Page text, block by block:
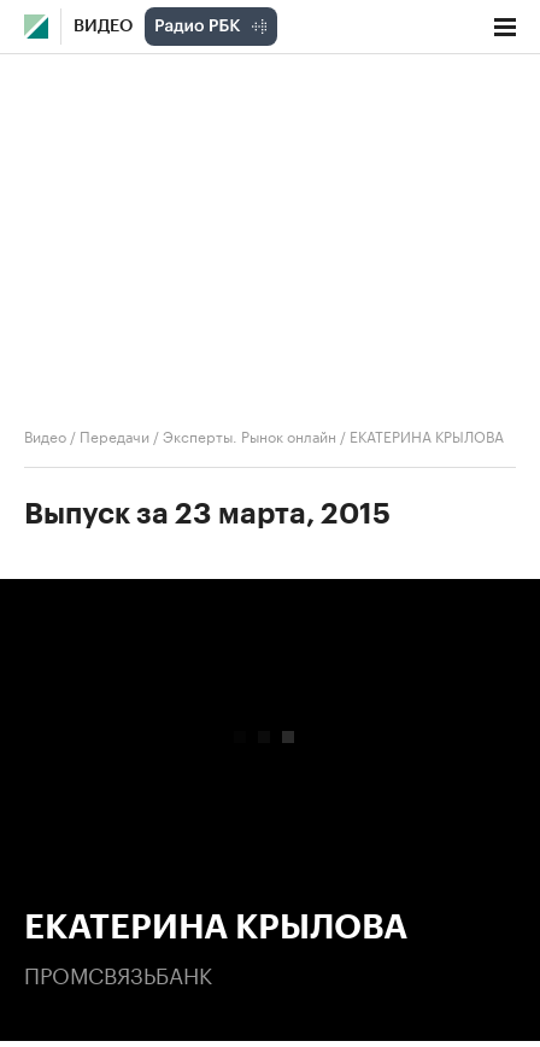
ВИДЕО
Видео / Передачи /Эксперты. Рынок онлайн / ЕКАТЕРИНА КРЫЛОВА
Выпуск за 23 марта, 2015
ЕКАТЕРИНА КРЫЛОВА
ПРОМСВЯЗЬБАНК